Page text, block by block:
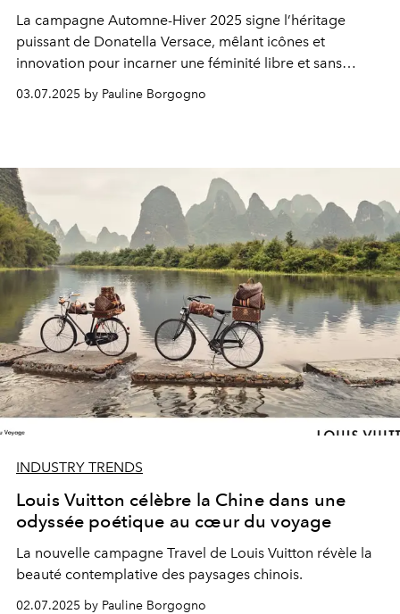
La campagne Automne-Hiver 2025 signe l’héritage
puissant de Donatella Versace, mêlant icônes et
innovation pour incarner une féminité libre et sans
03.07.2025 by Pauline Borgogno
INDUSTRY TRENDS
Louis Vuitton célèbre la Chine dans une
odyssée poétique au cœur du voyage
La nouvelle campagne Travel de Louis Vuitton révèle la
beauté contemplative des paysages chinois.
02.07.2025 by Pauline Borgogno